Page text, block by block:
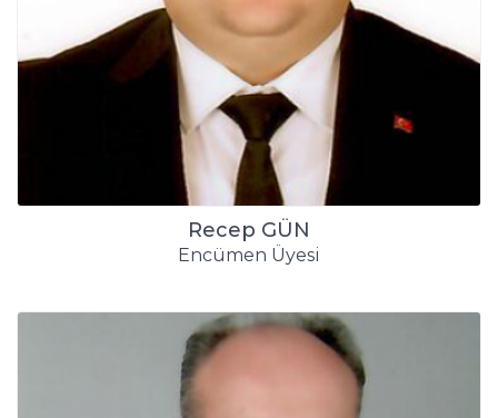
Recep GÜN
Encümen Üyesi